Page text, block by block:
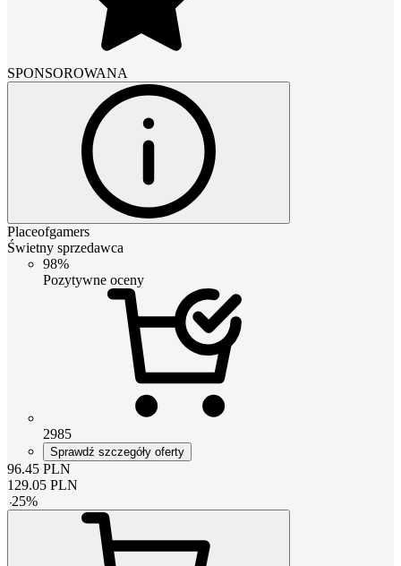
SPONSOROWANA
Placeofgamers
Świetny sprzedawca
98%
Pozytywne oceny
2985
Sprawdź szczegóły oferty
96.45 PLN
129.05 PLN
-25%